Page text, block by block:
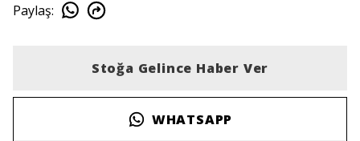
Paylaş:
Stoğa Gelince Haber Ver
WHATSAPP